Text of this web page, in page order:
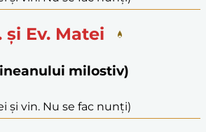
și Ev. Matei
milostiv)
și vin. Nu se fac nunți)